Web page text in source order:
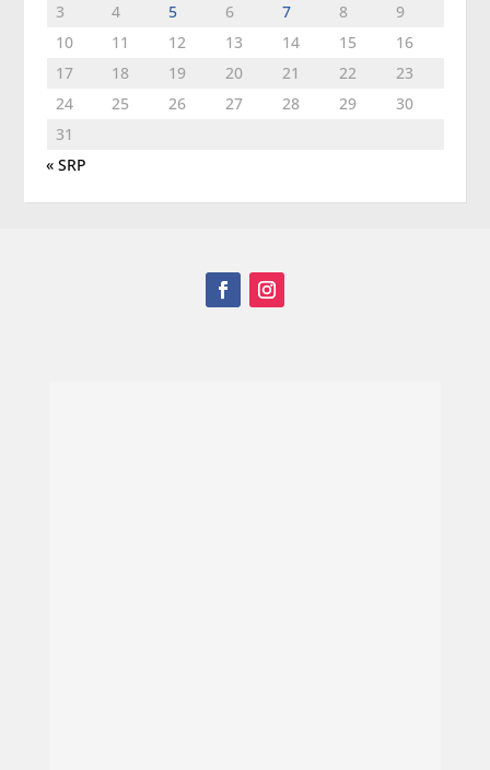
3
4 5 6 7 8
9
10
11 12 13 14 15
16
17
18 19 20 21 22
23
24
25 26 27 28 29
30
31
« SRP